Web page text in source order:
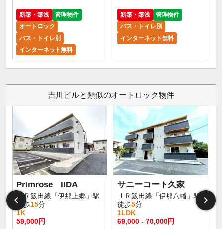
新築・築浅
管理物件
オートロック
バス・トイレ別
インターネット無料
新築・築浅
管理物件
バス・トイレ別
インターネット無料
吉川ビルと類似のオートロック物件
Primrose IIDA
ＪＲ飯田線「伊那上郷」駅
徒歩15分
1K
59,000円
サニーコート久家
ＪＲ飯田線「伊那八幡」駅
徒歩5分
1LDK
69,000 - 70,000円